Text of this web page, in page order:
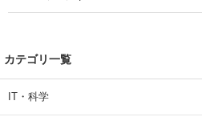
カテゴリ一覧
IT・科学